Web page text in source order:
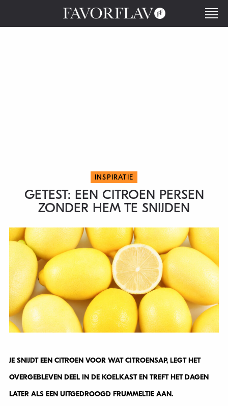
INSPIRATIE
GETEST: EEN CITROEN PERSEN
ZONDER HEM TE SNIJDEN
JE SNIJDT EEN CITROEN VOOR WAT CITROENSAP, LEGT HET
OVERGEBLEVEN DEEL IN DE KOELKAST EN TREFT HET DAGEN
LATER ALS EEN UITGEDROOGD FRUMMELTJE AAN.